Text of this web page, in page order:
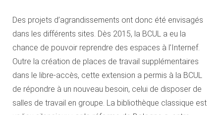
Des projets d’agrandissements ont donc été envisagés
dans les différents sites. Dès 2015, la BCUL a eu la
chance de pouvoir reprendre des espaces à l’Internef.
Outre la création de places de travail supplémentaires
dans le libre-accès, cette extension a permis à la BCUL
de répondre à un nouveau besoin, celui de disposer de
salles de travail en groupe. La bibliothèque classique est